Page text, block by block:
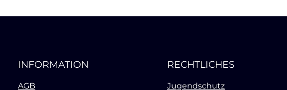
INFORMATION
AGB
RECHTLICHES
Jugendschutz